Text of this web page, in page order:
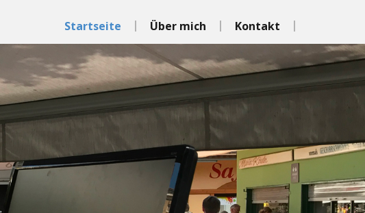
Startseite Über mich Kontakt